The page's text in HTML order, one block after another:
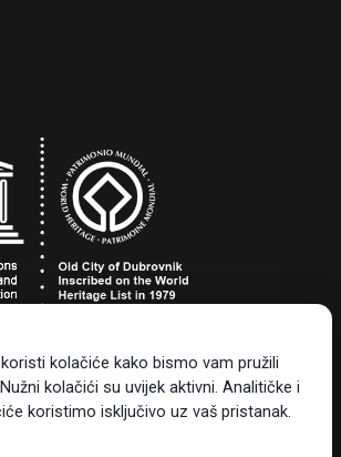
grada Dubrovnika
20000 Dubrovnik, Hrvatska
kolačiće kako bismo vam pružili
kolačići su uvijek aktivni. Analitičke i
koristimo isključivo uz vaš pristanak.